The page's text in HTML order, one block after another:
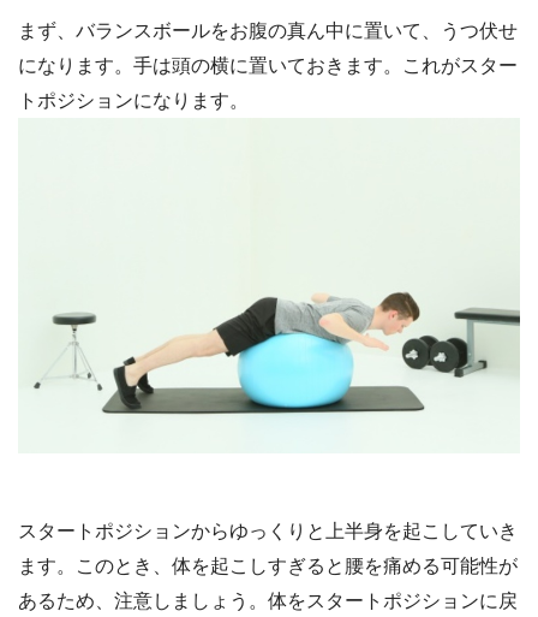
まず、バランスボールをお腹の真ん中に置いて、うつ伏せ
になります。手は頭の横に置いておきます。これがスター
トポジションになります。
スタートポジションからゆっくりと上半身を起こしていき
ます。このとき、体を起こしすぎると腰を痛める可能性が
あるため、注意しましょう。体をスタートポジションに戻